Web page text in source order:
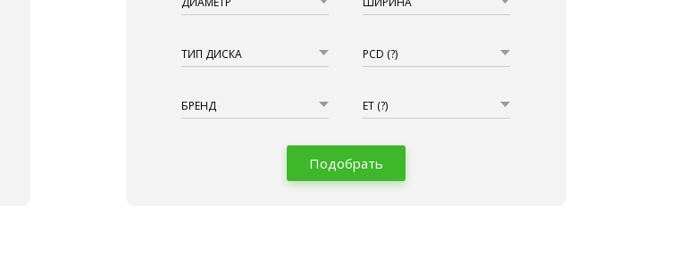
ТИП ДИСКА PCD (?)
БРЕНД ET (?)
Подобрать